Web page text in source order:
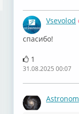
Vsevolod
спасибо!
1
31.08.2025 00:07
Astronom